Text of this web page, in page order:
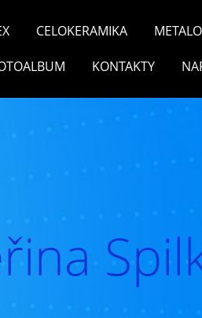
CELOKERAMIKA
KONTAKTY